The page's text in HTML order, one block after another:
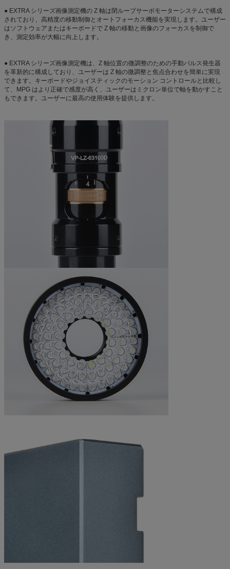
● EXTRA シリーズ画像測定機の Z 軸は閉ループサーボモーターシステムで構成
されており、高精度の移動制御とオートフォーカス機能を実現します。ユーザー
はソフトウェアまたはキーボードで Z 軸の移動と画像のフォーカスを制御で
き、測定効率が大幅に向上します。
● EXTRA シリーズ画像測定機は、Z 軸位置の微調整のための手動パルス発生器
を革新的に構成しており、ユーザーは Z 軸の微調整と焦点合わせを簡単に実現
できます。キーボードやジョイスティックのモーション コントロールと比較し
て、MPG はより正確で感度が高く、ユーザーはミクロン単位で軸を動かすこと
もできます。ユーザーに最高の使用体験を提供します。